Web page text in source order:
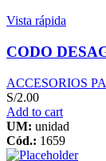
Vista rápida
CODO
ACCESORIOS
S/2.00
Add to cart
UM: unidad
Cód.: 1659